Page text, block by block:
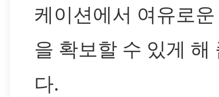
케이션에서 여유로
을 확보할 수 있게 해
다.